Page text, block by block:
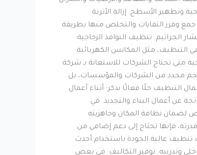
وتطهير الأسطح. إزالة الأتربة
جمع وفرز النفايات والتخلص منها بطريقة
تنظيف النوافذ الزجاجية:
التنظيف، مثل المكانس الكهربائية
متى تحتاج الشركات للاستعانة بـ شركة
حجم محدد من الشركات والمؤسسات، بل
التنظيف حلًا فعالًا نذكر: أثناء أعمال
عن أعمال البناء والتجديد. في
لضمان نظافة المكان وجاهزيته
فإنها تحتاج إلى دعم إضافي من
عالية الجودة باستخدام أحدث
وتدريبه. توفير التكاليف: في بعض